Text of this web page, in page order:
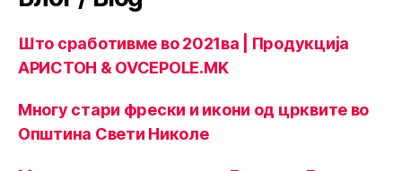
Што сработивме во 2021ва | Продукција
АРИСТОН & OVCEPOLE.MK
Многу стари фрески и икони од црквите во
Општина Свети Николе